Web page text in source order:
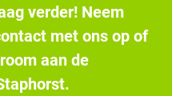
verder! Neem
met ons op of
aan de